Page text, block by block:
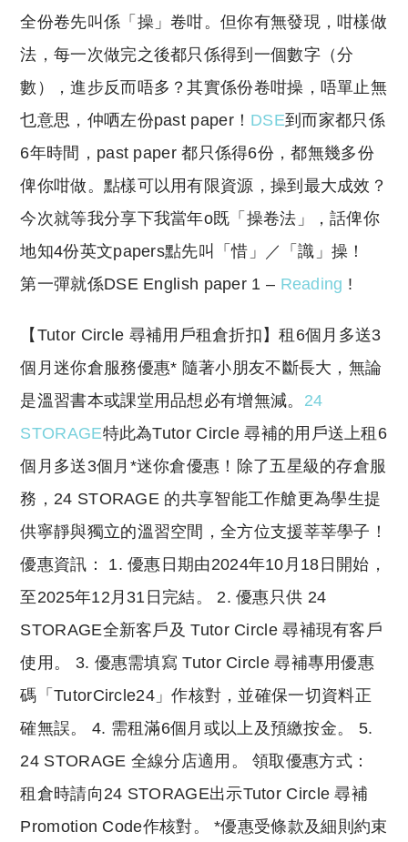
全份卷先叫係「操」卷咁。但你有無發現，咁樣做
法，每一次做完之後都只係得到一個數字（分
數），進步反而唔多？其實係份卷咁操，唔單止無
乜意思，仲哂左份past paper！ DSE到而家都只係
6年時間，past paper 都只係得6份，都無幾多份
俾你咁做。點樣可以用有限資源，操到最大成效？
今次就等我分享下我當年o既「操卷法」，話俾你
地知4份英文papers點先叫「惜」／「識」操！
第一彈就係DSE English paper 1 – Reading !
​【Tutor Circle 尋補用戶租倉折扣】租6個月多送3
個月迷你倉服務優惠* 隨著小朋友不斷長大，無論
是溫習書本或課堂用品想必有增無減。 24
STORAGE特此為Tutor Circle 尋補的用戶送上租6
個月多送3個月*迷你倉優惠！除了五星級的存倉服
務，24 STORAGE 的共享智能工作艙更為學生提
供寧靜與獨立的溫習空間，全方位支援莘莘學子！
優惠資訊： 1. 優惠日期由2024年10月18日開始，
至2025年12月31日完結。 2. 優惠只供 24
STORAGE全新客戶及 Tutor Circle 尋補現有客戶
使用。 3. 優惠需填寫 Tutor Circle 尋補專用優惠
碼「TutorCircle24」作核對，並確保一切資料正
確無誤。 4. 需租滿6個月或以上及預繳按金。 5.
24 STORAGE 全線分店適用。 領取優惠方式：
租倉時請向24 STORAGE出示Tutor Circle 尋補
Promotion Code作核對。 *優惠受條款及細則約束